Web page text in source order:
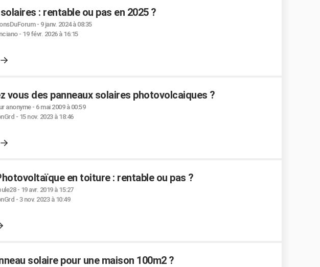
: rentable ou pas en 2025 ?
- 9 janv. 2024 à 08:35
- 19 févr. 2026 à 16:15
vous des panneaux solaires photovolcaiques ?
anonyme- 6 mai 2009 à 00:59
- 15 nov. 2023 à 18:46
en toiture : rentable ou pas ?
- 19 avr. 2019 à 15:27
- 3 nov. 2023 à 10:49
solaire pour une maison 100m2 ?